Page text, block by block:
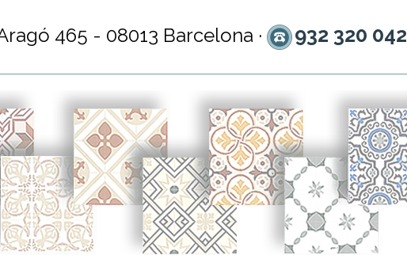
465 - 08013 Barcelona · 932 320 042